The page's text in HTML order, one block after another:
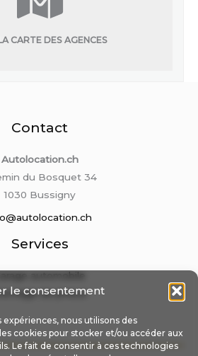
le consentement
nous utilisons des
cookies pour stocker et/ou accéder aux
Le fait de consentir à ces technologies
CARTE DES AGENCES
Contact
Autolocation.ch
du Bosquet 34
1030 Bussigny
Services
automobile
de pneus